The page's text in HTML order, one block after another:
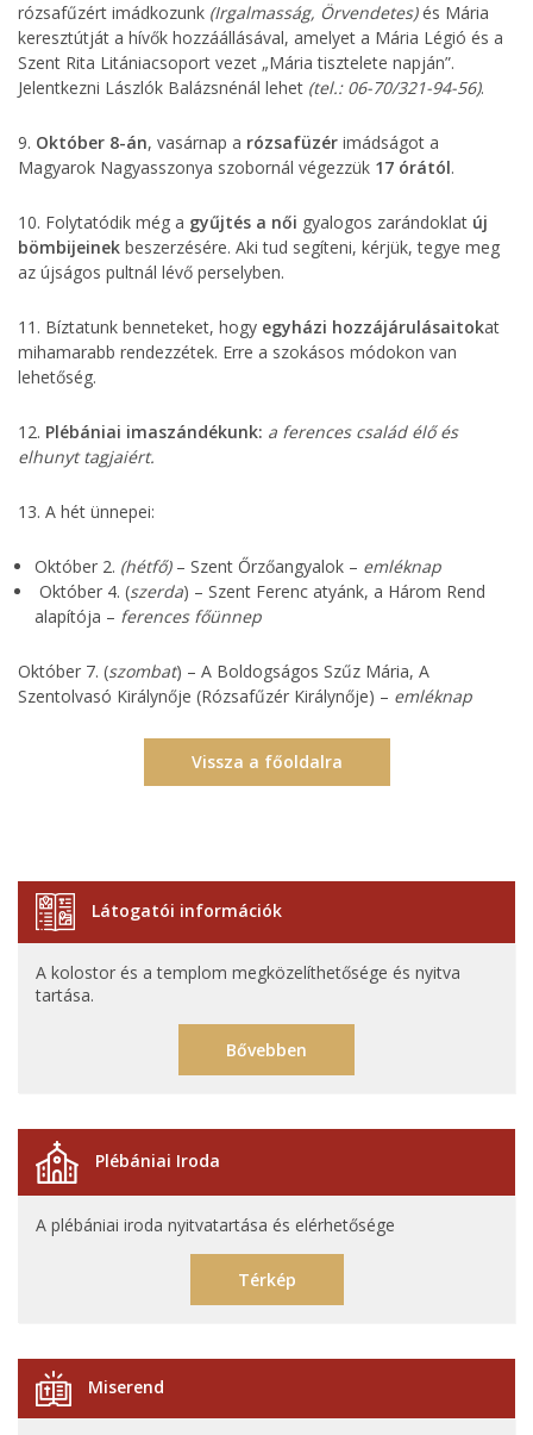
rózsafűzért imádkozunk (Irgalmasság, Örvendetes)és Mária
keresztútját a hívők hozzáállásával, amelyet a Mária Légió és a
Szent Rita Litániacsoport vezet „Mária tisztelete napján”.
Jelentkezni Lászlók Balázsnénál lehet (tel.: 06-70/321-94-56).
9. Október 8-án, vasárnap a rózsafüzér imádságot a
Magyarok Nagyasszonya szobornál végezzük 17 órától.
10. Folytatódik még a gyűjtés a női gyalogos zarándoklat új
bömbijeinek beszerzésére. Aki tud segíteni, kérjük, tegye meg
az újságos pultnál lévő perselyben.
11. Bíztatunk benneteket, hogy egyházi hozzájárulásaitokat
mihamarabb rendezzétek. Erre a szokásos módokon van
lehetőség.
12. Plébániai imaszándékunk: a ferences család élő és
elhunyt tagjaiért.
13. A hét ünnepei:
Október 2. (hétfő)– Szent Őrzőangyalok – emléknap
Október 4. (szerda) – Szent Ferenc atyánk, a Három Rend
alapítója – ferences főünnep
Október 7. (szombat) – A Boldogságos Szűz Mária, A
Szentolvasó Királynője (Rózsafűzér Királynője) – emléknap
Vissza a főoldalra
Látogatói információk
A kolostor és a templom megközelíthetősége és nyitva
tartása.
Bővebben
Plébániai Iroda
A plébániai iroda nyitvatartása és elérhetősége
Térkép
Miserend